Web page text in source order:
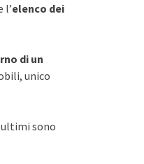
l’elenco dei
di un
unico
sono